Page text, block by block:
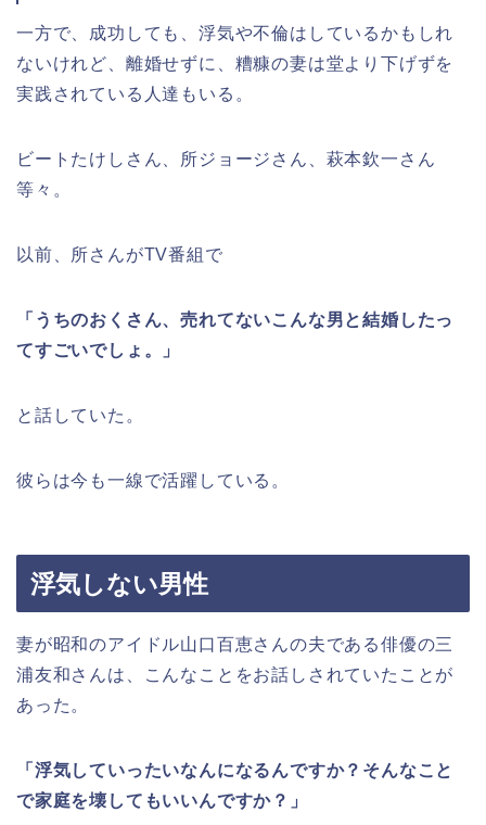
一方で、成功しても、浮気や不倫はしているかもしれ
ないけれど、離婚せずに、糟糠の妻は堂より下げずを
実践されている人達もいる。
ビートたけしさん、所ジョージさん、萩本欽一さん
等々。
以前、所さんがTV番組で
「うちのおくさん、売れてないこんな男と結婚したっ
てすごいでしょ。」
と話していた。
彼らは今も一線で活躍している。
浮気しない男性
妻が昭和のアイドル山口百恵さんの夫である俳優の三
浦友和さんは、こんなことをお話しされていたことが
あった。
「浮気していったいなんになるんですか？そんなこと
で家庭を壊してもいいんですか？」